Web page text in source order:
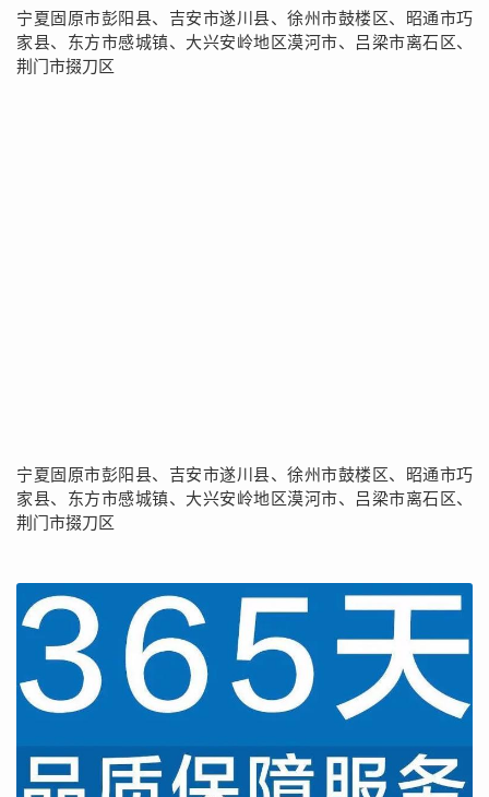
宁夏固原市彭阳县、吉安市遂川县、徐州市鼓楼区、昭通市巧
家县、东方市感城镇、大兴安岭地区漠河市、吕梁市离石区、
荆门市掇刀区
宁夏固原市彭阳县、吉安市遂川县、徐州市鼓楼区、昭通市巧
家县、东方市感城镇、大兴安岭地区漠河市、吕梁市离石区、
荆门市掇刀区